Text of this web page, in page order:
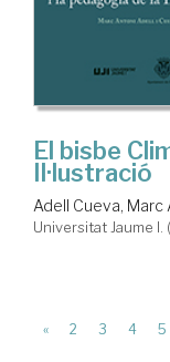
El bisbe
Il·lustració
Adell Cueva, Marc
Universitat Jaume I.
« 2 3 4 5